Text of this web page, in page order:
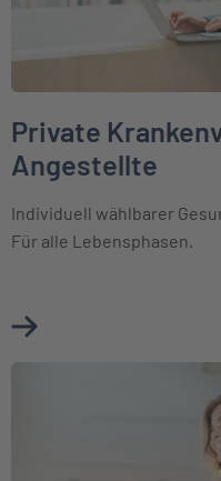
Private
Angestellte
Individuell wählbarer
Für alle Lebensphasen.
Mehr über Private
Weiter zu Private